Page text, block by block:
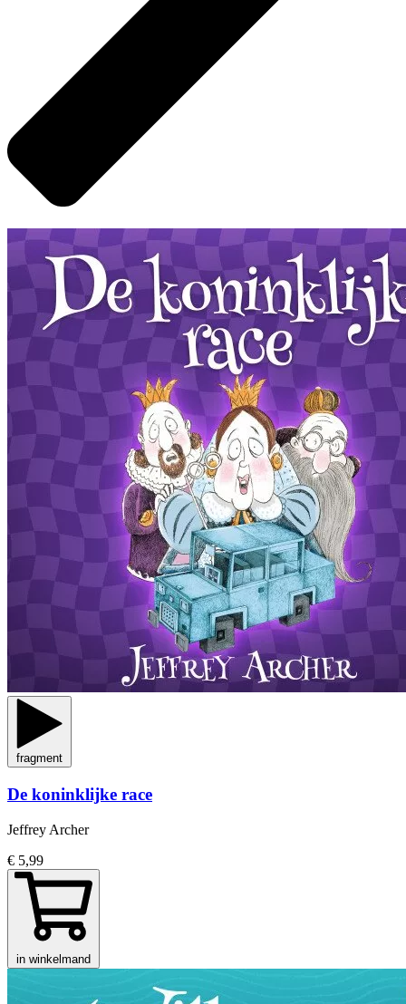
fragment
De koninklijke race
Jeffrey Archer
€ 5,99
in winkelmand